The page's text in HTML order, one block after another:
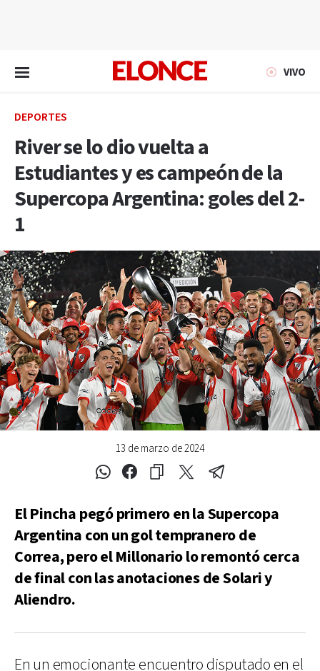
VIVO
DEPORTES
River se lo dio vuelta a
Estudiantes y es campeón de la
Supercopa Argentina: goles del 2-
1
13 de marzo de 2024
El Pincha pegó primero en la Supercopa
Argentina con un gol tempranero de
Correa, pero el Millonario lo remontó cerca
de final con las anotaciones de Solari y
Aliendro.
En un emocionante encuentro disputado en el